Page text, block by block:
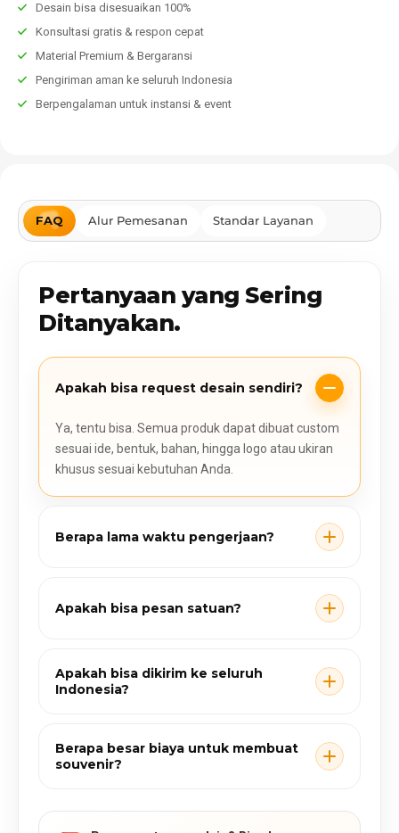
Desain bisa disesuaikan 100%
Konsultasi gratis & respon cepat
Material Premium & Bergaransi
Pengiriman aman ke seluruh Indonesia
Berpengalaman untuk instansi & event
FAQ Alur Pemesanan Standar Layanan
Pertanyaan yang Sering
Ditanyakan.
Apakah bisa request desain sendiri?
Ya, tentu bisa. Semua produk dapat dibuat custom
sesuai ide, bentuk, bahan, hingga logo atau ukiran
khusus sesuai kebutuhan Anda.
Berapa lama waktu pengerjaan?
Apakah bisa pesan satuan?
Apakah bisa dikirim ke seluruh
Indonesia?
Berapa besar biaya untuk membuat
souvenir?